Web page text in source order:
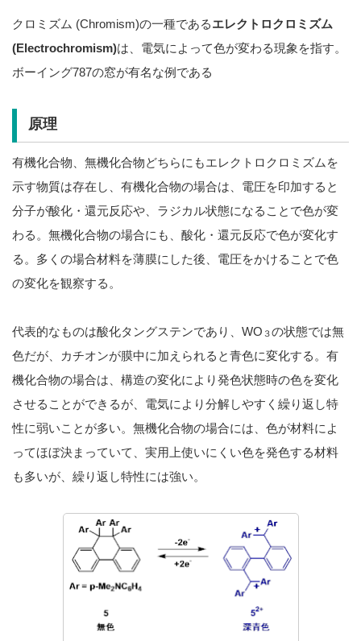
クロミズム (Chromism)の一種であるエレクトロクロミズム
(Electrochromism)は、電気によって色が変わる現象を指す。
ボーイング787の窓が有名な例である
原理
有機化合物、無機化合物どちらにもエレクトロクロミズムを
示す物質は存在し、有機化合物の場合は、電圧を印加すると
分子が酸化・還元反応や、ラジカル状態になることで色が変
わる。無機化合物の場合にも、酸化・還元反応で色が変化す
る。多くの場合材料を薄膜にした後、電圧をかけることで色
の変化を観察する。
代表的なものは酸化タングステンであり、WO ３の状態では無
色だが、カチオンが膜中に加えられると青色に変化する。有
機化合物の場合は、構造の変化により発色状態時の色を変化
させることができるが、電気により分解しやすく繰り返し特
性に弱いことが多い。無機化合物の場合には、色が材料によ
ってほぼ決まっていて、実用上使いにくい色を発色する材料
も多いが、繰り返し特性には強い。